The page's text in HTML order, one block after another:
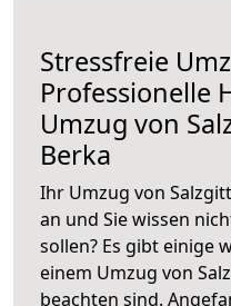
Stressfreie
Professionelle
Umzug von
Berka
Ihr Umzug von
an und Sie wissen
sollen? Es gibt einige
einem Umzug von
beachten sind.